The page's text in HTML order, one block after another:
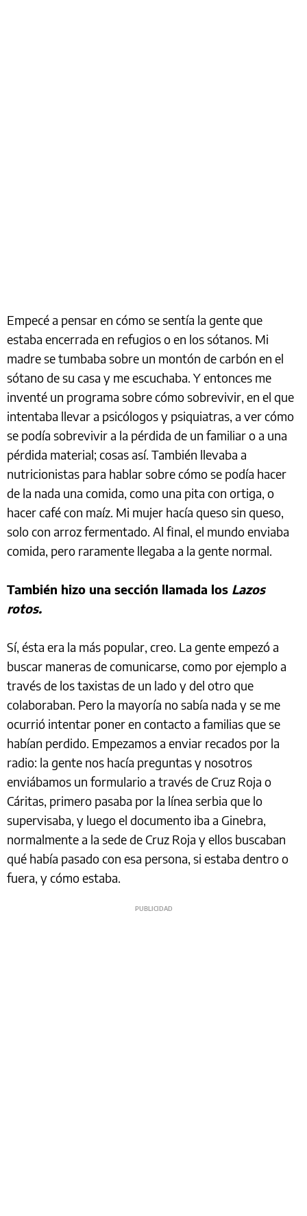
Empecé a pensar en cómo se sentía la gente que
estaba encerrada en refugios o en los sótanos. Mi
madre se tumbaba sobre un montón de carbón en el
sótano de su casa y me escuchaba. Y entonces me
inventé un programa sobre cómo sobrevivir, en el que
intentaba llevar a psicólogos y psiquiatras, a ver cómo
se podía sobrevivir a la pérdida de un familiar o a una
pérdida material; cosas así. También llevaba a
nutricionistas para hablar sobre cómo se podía hacer
de la nada una comida, como una pita con ortiga, o
hacer café con maíz. Mi mujer hacía queso sin queso,
solo con arroz fermentado. Al final, el mundo enviaba
comida, pero raramente llegaba a la gente normal.
También hizo una sección llamada los Lazos
rotos.
Sí, ésta era la más popular, creo. La gente empezó a
buscar maneras de comunicarse, como por ejemplo a
través de los taxistas de un lado y del otro que
colaboraban. Pero la mayoría no sabía nada y se me
ocurrió intentar poner en contacto a familias que se
habían perdido. Empezamos a enviar recados por la
radio: la gente nos hacía preguntas y nosotros
enviábamos un formulario a través de Cruz Roja o
Cáritas, primero pasaba por la línea serbia que lo
supervisaba, y luego el documento iba a Ginebra,
normalmente a la sede de Cruz Roja y ellos buscaban
qué había pasado con esa persona, si estaba dentro o
fuera, y cómo estaba.